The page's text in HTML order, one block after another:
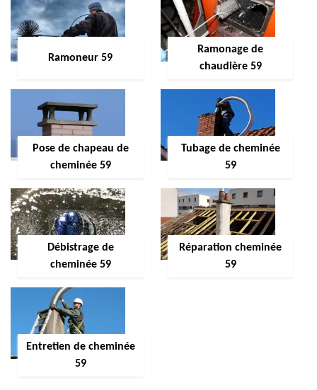
Ramoneur 59
Ramonage de
chaudière 59
Pose de chapeau de
cheminée 59
Tubage de cheminée
59
Débistrage de
cheminée 59
Réparation cheminée
59
Entretien de cheminée
59